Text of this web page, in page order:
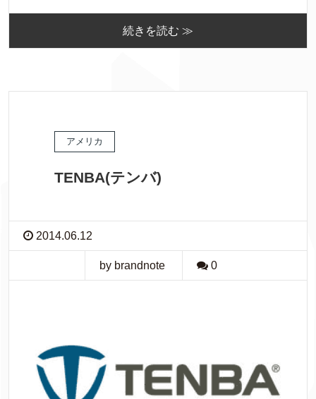
続きを読む ≫
アメリカ
TENBA(テンバ)
2014.06.12
by brandnote 0